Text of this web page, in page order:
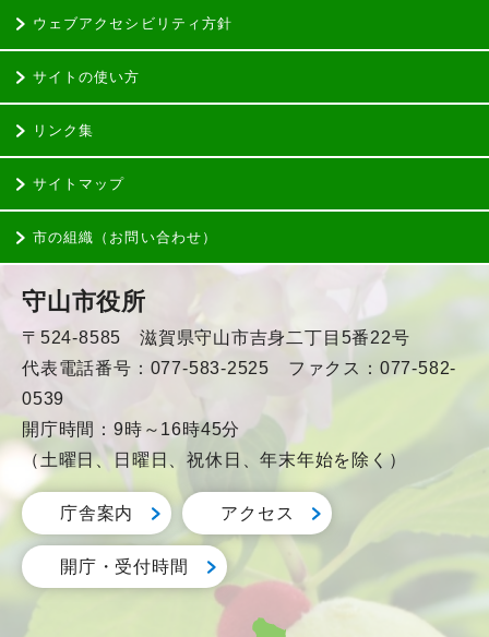
ウェブアクセシビリティ方針
サイトの使い方
リンク集
サイトマップ
市の組織（お問い合わせ）
守山市役所
〒524-8585 滋賀県守山市吉身二丁目5番22号
代表電話番号：077-583-2525 ファクス：077-582-
0539
開庁時間：9時～16時45分
（土曜日、日曜日、祝休日、年末年始を除く）
庁舎案内 アクセス
開庁・受付時間